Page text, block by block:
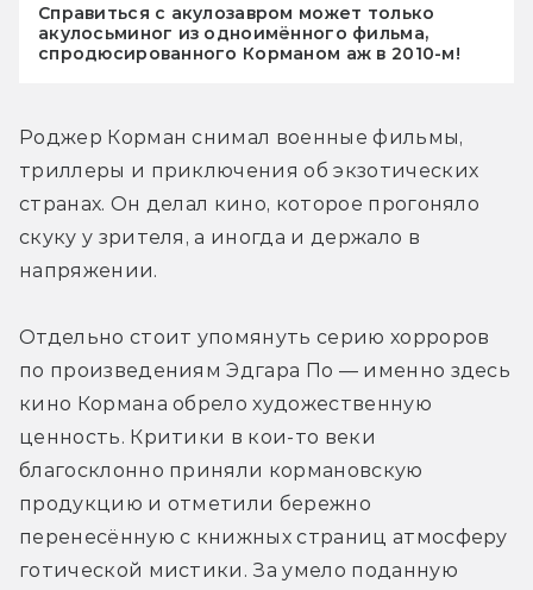
Справиться с акулозавром может только
акулосьминог из одноимённого фильма,
спродюсированного Корманом аж в 2010-м!
Роджер Корман снимал военные фильмы,
триллеры и приключения об экзотических
странах. Он делал кино, которое прогоняло
скуку у зрителя, а иногда и держало в
напряжении.
Отдельно стоит упомянуть серию хорроров
по произведениям Эдгара По — именно здесь
кино Кормана обрело художественную
ценность. Критики в кои-то веки
благосклонно приняли кормановскую
продукцию и отметили бережно
перенесённую с книжных страниц атмосферу
готической мистики. За умело поданную